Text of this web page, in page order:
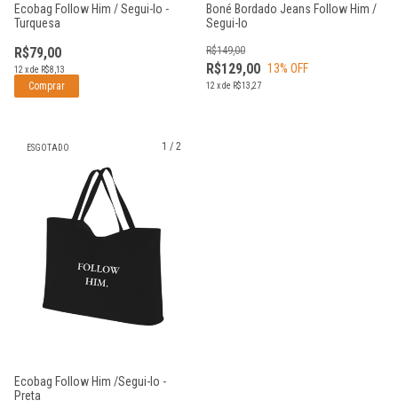
Ecobag Follow Him / Segui-lo -
Turquesa
R$79,00
12 xde R$8,13
Boné Bordado Jeans Follow Him /
Segui-lo
R$129,00
R$149,00
13% OFF
12 xde R$13,27
1 / 2
ESGOTADO
Ecobag Follow Him /Segui-lo -
Preta